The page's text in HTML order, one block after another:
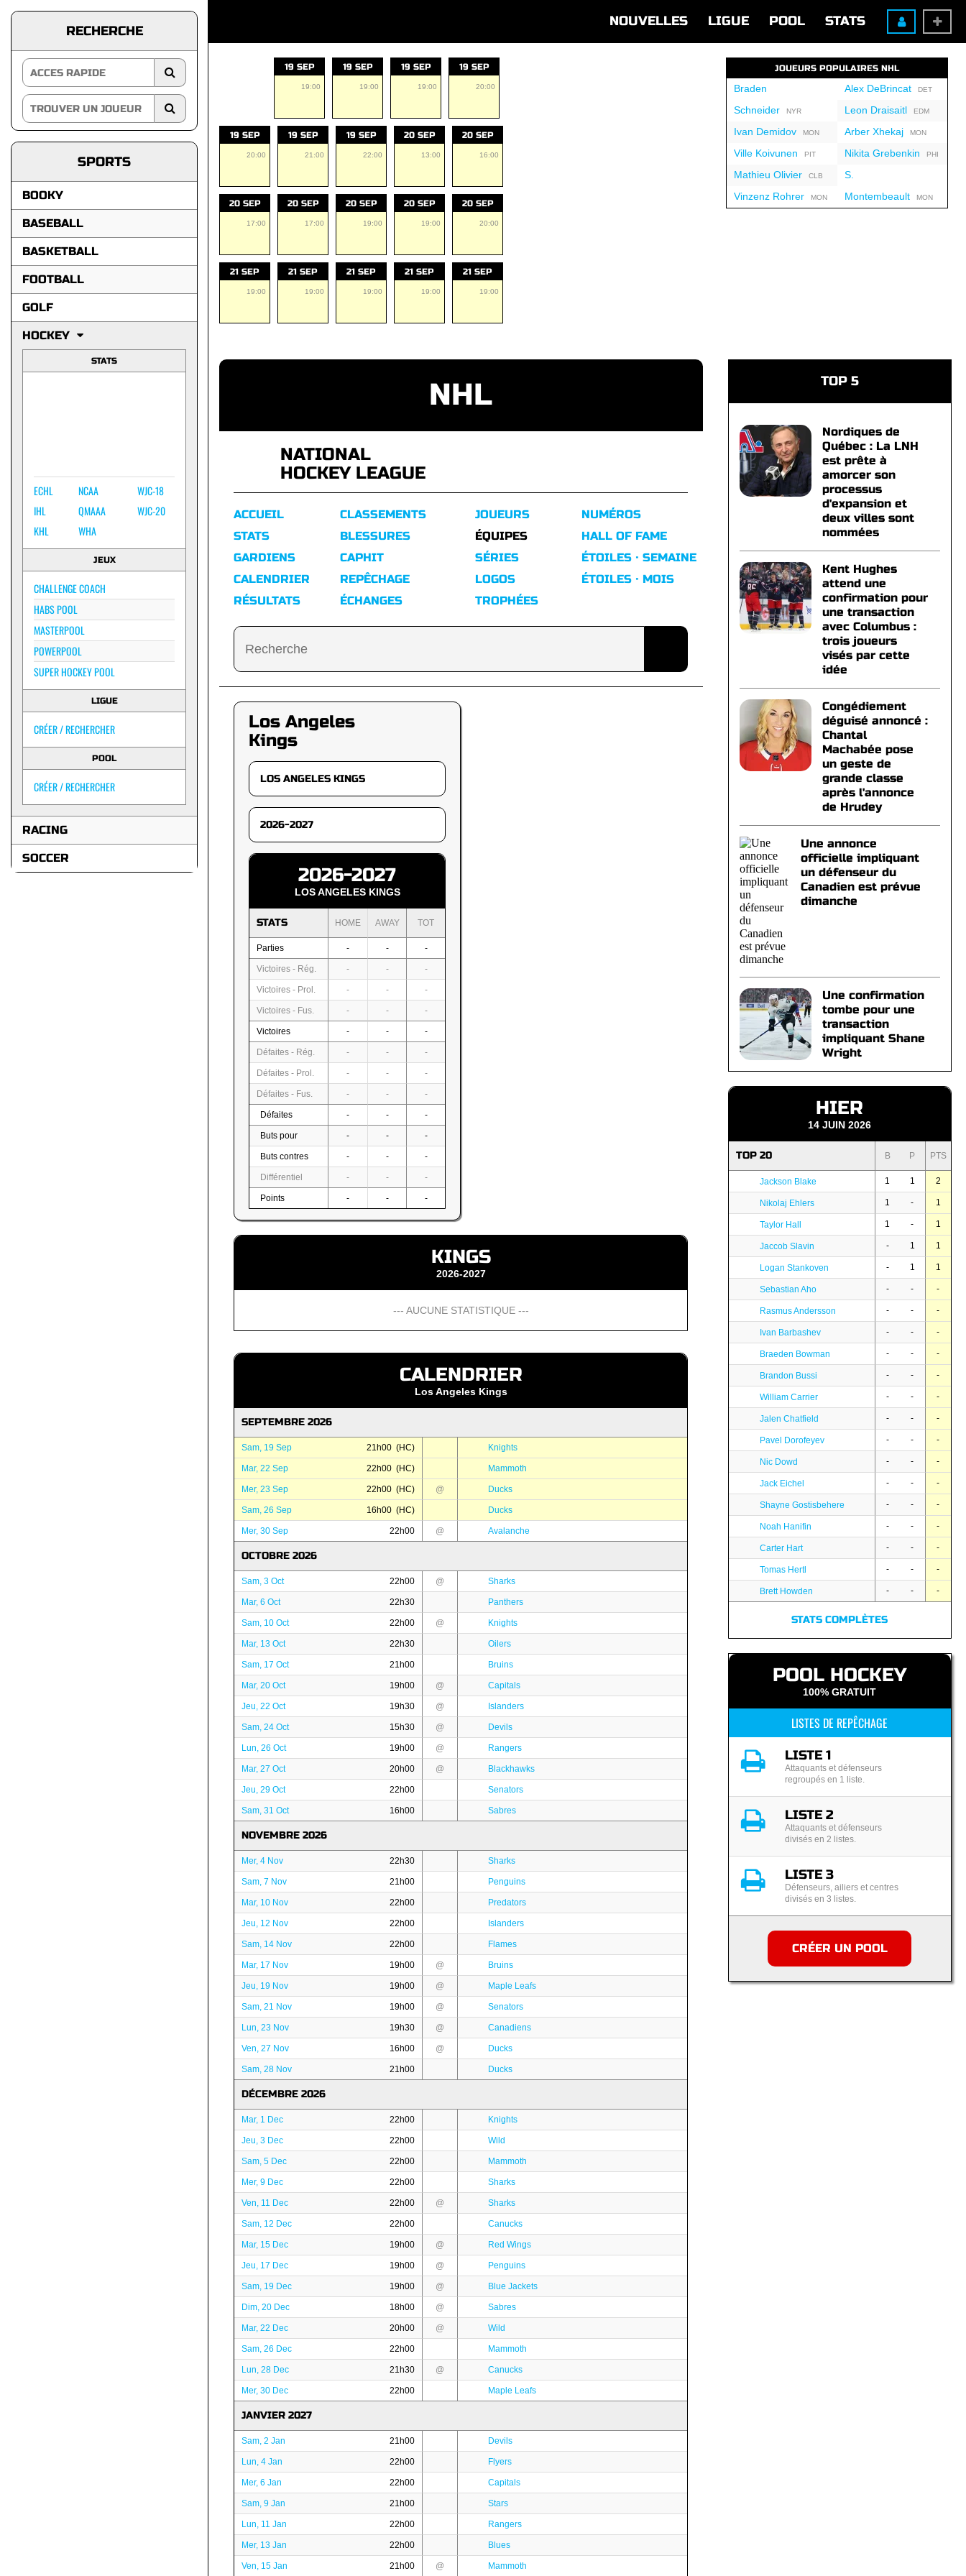
NOUVELLES LIGUE POOL STATS
RECHERCHE
SPORTS
BOOKY
BASEBALL
BASKETBALL
FOOTBALL
GOLF
HOCKEY
STATS
ECHL
IHL
KHL
NCAA
QMAAA
WHA
WJC-18
WJC-20
JEUX
CHALLENGE COACH
HABS POOL
MASTERPOOL
POWERPOOL
SUPER HOCKEY POOL
LIGUE
CRÉER / RECHERCHER
POOL
CRÉER / RECHERCHER
RACING
SOCCER
19 SEP
19:00
19 SEP
19:00
19 SEP
19:00
19 SEP
20:00
19 SEP
20:00
19 SEP
21:00
19 SEP
22:00
20 SEP
13:00
20 SEP
16:00
20 SEP
17:00
20 SEP
17:00
20 SEP
19:00
20 SEP
19:00
20 SEP
20:00
21 SEP
19:00
21 SEP
19:00
21 SEP
19:00
21 SEP
19:00
21 SEP
19:00
JOUEURS POPULAIRES NHL
Braden
SchneiderNYR
Ivan DemidovMON
Ville Koivunen PIT
Mathieu OlivierCLB
Vinzenz RohrerMON
Alex DeBrincatDET
Leon Draisaitl EDM
Arber XhekajMON
Nikita Grebenkin PHI
S.
MontembeaultMON
NHL
NATIONAL
HOCKEY LEAGUE
ACCUEIL
STATS
GARDIENS
CALENDRIER
RÉSULTATS
CLASSEMENTS
BLESSURES
CAPHIT
REPÊCHAGE
ÉCHANGES
JOUEURS
ÉQUIPES
SÉRIES
LOGOS
TROPHÉES
NUMÉROS
HALL OF FAME
ÉTOILES · SEMAINE
ÉTOILES · MOIS
Los Angeles
Kings
2026-2027
LOS ANGELES KINGS
STATS HOME AWAY TOT
Parties - - -
Victoires - Rég. - - -
Victoires - Prol. - - -
Victoires - Fus. - - -
Victoires - - -
Défaites - Rég. - - -
Défaites - Prol. - - -
Défaites - Fus. - - -
Défaites - - -
Buts pour - - -
Buts contres - - -
Différentiel - - -
Points - - -
KINGS
2026-2027
--- AUCUNE STATISTIQUE ---
CALENDRIER
Los Angeles Kings
SEPTEMBRE 2026
Sam, 19 Sep 21h00 (HC) Knights
Mar, 22 Sep 22h00 (HC) Mammoth
Mer, 23 Sep 22h00 (HC) @ Ducks
Sam, 26 Sep 16h00 (HC) Ducks
Mer, 30 Sep 22h00 @ Avalanche
OCTOBRE 2026
Sam, 3 Oct 22h00 @ Sharks
Mar, 6 Oct 22h30 Panthers
Sam, 10 Oct 22h00 @ Knights
Mar, 13 Oct 22h30 Oilers
Sam, 17 Oct 21h00 Bruins
Mar, 20 Oct 19h00 @ Capitals
Jeu, 22 Oct 19h30 @ Islanders
Sam, 24 Oct 15h30 @ Devils
Lun, 26 Oct 19h00 @ Rangers
Mar, 27 Oct 20h00 @ Blackhawks
Jeu, 29 Oct 22h00 Senators
Sam, 31 Oct 16h00 Sabres
NOVEMBRE 2026
Mer, 4 Nov 22h30 Sharks
Sam, 7 Nov 21h00 Penguins
Mar, 10 Nov 22h00 Predators
Jeu, 12 Nov 22h00 Islanders
Sam, 14 Nov 22h00 Flames
Mar, 17 Nov 19h00 @ Bruins
Jeu, 19 Nov 19h00 @ Maple Leafs
Sam, 21 Nov 19h00 @ Senators
Lun, 23 Nov 19h30 @ Canadiens
Ven, 27 Nov 16h00 @ Ducks
Sam, 28 Nov 21h00 Ducks
DÉCEMBRE 2026
Mar, 1 Dec 22h00 Knights
Jeu, 3 Dec 22h00 Wild
Sam, 5 Dec 22h00 Mammoth
Mer, 9 Dec 22h00 Sharks
Ven, 11 Dec 22h00 @ Sharks
Sam, 12 Dec 22h00 Canucks
Mar, 15 Dec 19h00 @ Red Wings
Jeu, 17 Dec 19h00 @ Penguins
Sam, 19 Dec 19h00 @ Blue Jackets
Dim, 20 Dec 18h00 @ Sabres
Mar, 22 Dec 20h00 @ Wild
Sam, 26 Dec 22h00 Mammoth
Lun, 28 Dec 21h30 @ Canucks
Mer, 30 Dec 22h00 Maple Leafs
JANVIER 2027
Sam, 2 Jan 21h00 Devils
Lun, 4 Jan 22h00 Flyers
Mer, 6 Jan 22h00 Capitals
Sam, 9 Jan 21h00 Stars
Lun, 11 Jan 22h00 Rangers
Mer, 13 Jan 22h00 Blues
Ven, 15 Jan 21h00 @ Mammoth
TOP 5
Nordiques de
Québec : La LNH
est prête à
amorcer son
processus
d'expansion et
deux villes sont
nommées
Kent Hughes
attend une
confirmation pour
une transaction
avec Columbus :
trois joueurs
visés par cette
idée
Congédiement
déguisé annoncé :
Chantal
Machabée pose
un geste de
grande classe
après l'annonce
de Hrudey
Une annonce
officielle impliquant
un défenseur du
Canadien est prévue
dimanche
Une confirmation
tombe pour une
transaction
impliquant Shane
Wright
HIER
14 JUIN 2026
TOP 20 B P PTS
Jackson Blake 1 1 2
Nikolaj Ehlers 1 - 1
Taylor Hall 1 - 1
Jaccob Slavin - 1 1
Logan Stankoven - 1 1
Sebastian Aho - - -
Rasmus Andersson - - -
Ivan Barbashev - - -
Braeden Bowman - - -
Brandon Bussi - - -
William Carrier - - -
Jalen Chatfield - - -
Pavel Dorofeyev - - -
Nic Dowd - - -
Jack Eichel - - -
Shayne Gostisbehere - - -
Noah Hanifin - - -
Carter Hart - - -
Tomas Hertl - - -
Brett Howden - - -
STATS COMPLÈTES
POOL HOCKEY
100% GRATUIT
LISTES DE REPÊCHAGE
LISTE 1
Attaquants et défenseurs
regroupés en 1 liste.
LISTE 2
Attaquants et défenseurs
divisés en 2 listes.
LISTE 3
Défenseurs, ailiers et centres
divisés en 3 listes.
CRÉER UN POOL